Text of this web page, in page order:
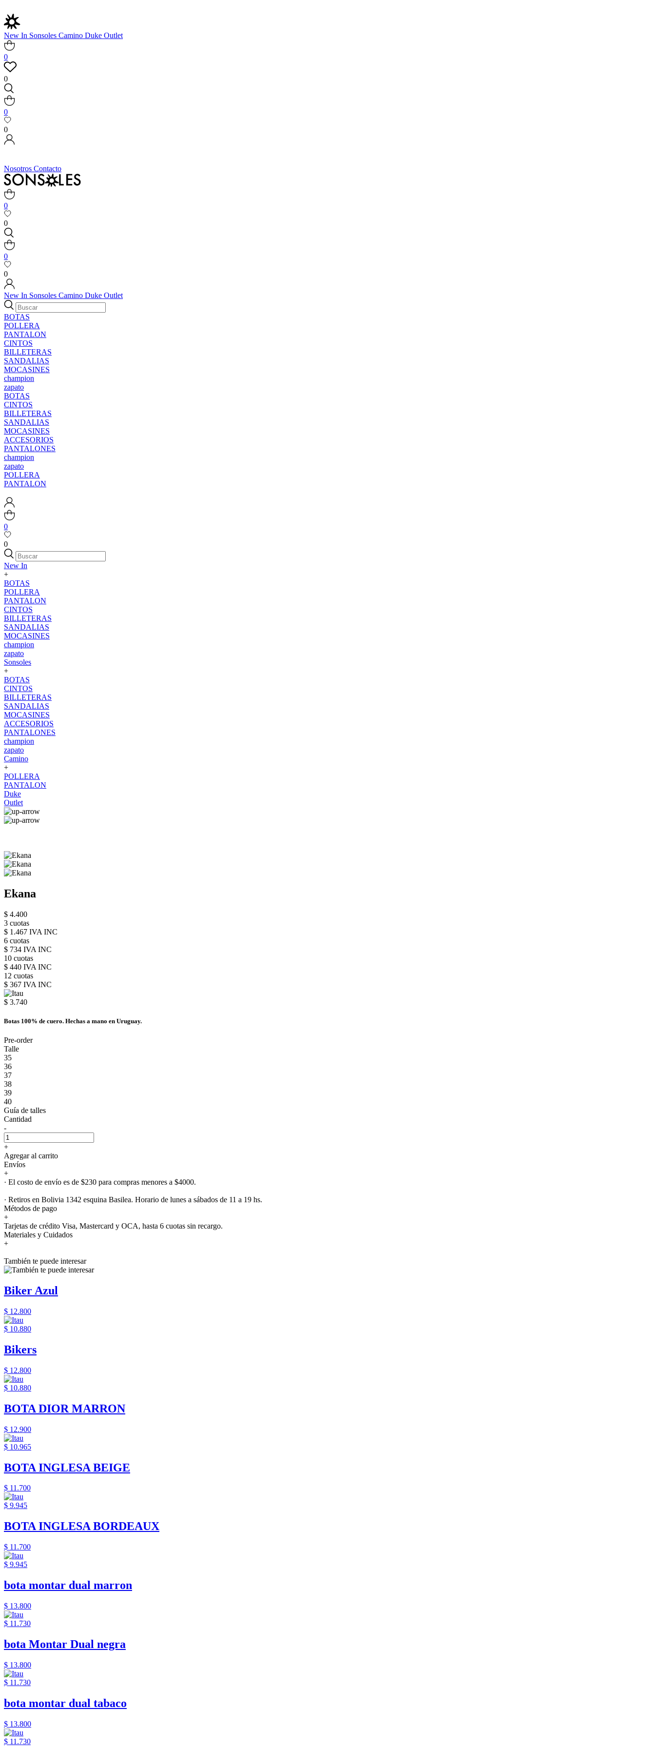
New In Sonsoles Camino Duke Outlet
0
0
0
0
Nosotros Contacto
0
0
0
0
New In Sonsoles Camino Duke Outlet
BOTAS
POLLERA
PANTALON
CINTOS
BILLETERAS
SANDALIAS
MOCASINES
champion
zapato
BOTAS
CINTOS
BILLETERAS
SANDALIAS
MOCASINES
ACCESORIOS
PANTALONES
champion
zapato
POLLERA
PANTALON
0
0
New In
+
BOTAS
POLLERA
PANTALON
CINTOS
BILLETERAS
SANDALIAS
MOCASINES
champion
zapato
Sonsoles
+
BOTAS
CINTOS
BILLETERAS
SANDALIAS
MOCASINES
ACCESORIOS
PANTALONES
champion
zapato
Camino
+
POLLERA
PANTALON
Duke
Outlet
Ekana
$ 4.400
3 cuotas
$ 1.467 IVA INC
6 cuotas
$ 734 IVA INC
10 cuotas
$ 440 IVA INC
12 cuotas
$ 367 IVA INC
$ 3.740
Botas 100% de cuero. Hechas a mano en Uruguay.
Pre-order
Talle
35
36
37
38
39
40
Guía de talles
Cantidad
-
+
Agregar al carrito
Envíos
+
· El costo de envío es de $230 para compras menores a $4000.
· Retiros en Bolivia 1342 esquina Basilea. Horario de lunes a sábados de 11 a 19 hs.
Métodos de pago
+
Tarjetas de crédito Visa, Mastercard y OCA, hasta 6 cuotas sin recargo.
Materiales y Cuidados
+
También te puede interesar
Biker Azul
$ 12.800
$ 10.880
Bikers
$ 12.800
$ 10.880
BOTA DIOR MARRON
$ 12.900
$ 10.965
BOTA INGLESA BEIGE
$ 11.700
$ 9.945
BOTA INGLESA BORDEAUX
$ 11.700
$ 9.945
bota montar dual marron
$ 13.800
$ 11.730
bota Montar Dual negra
$ 13.800
$ 11.730
bota montar dual tabaco
$ 13.800
$ 11.730